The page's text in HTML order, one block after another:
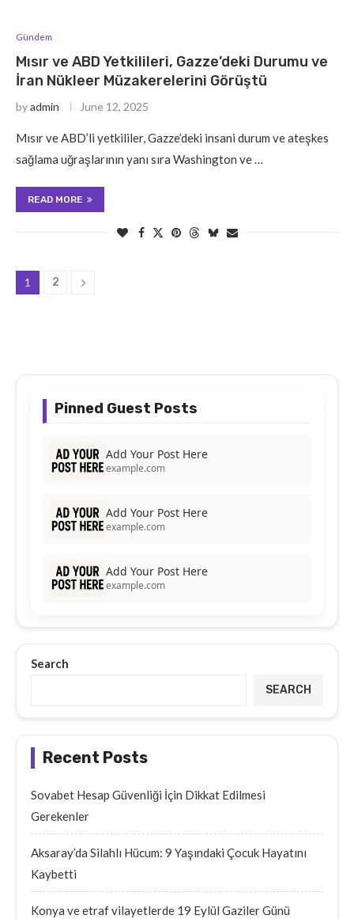
Gündem
Mısır ve ABD Yetkilileri, Gazze’deki Durumu ve
İran Nükleer Müzakerelerini Görüştü
byadmin June 12, 2025
Mısır ve ABD’li yetkililer, Gazze’deki insani durum ve ateşkes
sağlama uğraşlarının yanı sıra Washington ve …
READ MORE
1 2
Pinned Guest Posts
Add Your Post Here
example.com
Add Your Post Here
example.com
Add Your Post Here
example.com
Search
SEARCH
Recent Posts
Sovabet Hesap Güvenliği İçin Dikkat Edilmesi
Gerekenler
Aksaray’da Silahlı Hücum: 9 Yaşındaki Çocuk Hayatını
Kaybetti
Konya ve etraf vilayetlerde 19 Eylül Gaziler Günü